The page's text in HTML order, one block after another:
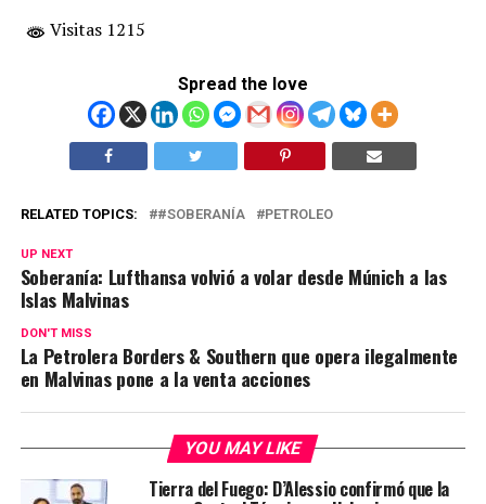
Visitas 1215
Spread the love
RELATED TOPICS: #SOBERANÍA PETROLEO
UP NEXT
Soberanía: Lufthansa volvió a volar desde Múnich a las
Islas Malvinas
DON'T MISS
La Petrolera Borders & Southern que opera ilegalmente
en Malvinas pone a la venta acciones
YOU MAY LIKE
Tierra del Fuego: D’Alessio confirmó que la